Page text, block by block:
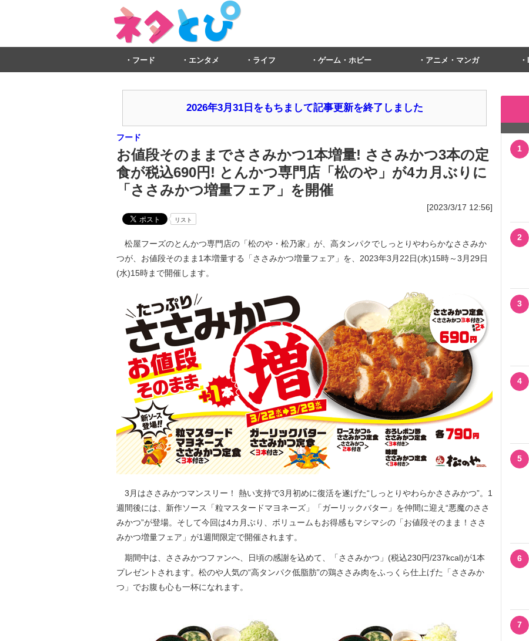
フード エンタメ ライフ ゲーム・ホビー アニメ・マンガ
2026年3月31日をもちまして記事更新を終了しました
フード
お値段そのままでささみかつ1本増量! ささみかつ3本の定
食が税込690円! とんかつ専門店「松のや」が4カ月ぶりに
「ささみかつ増量フェア」を開催
[2023/3/17 12:56]
リスト
松屋フーズのとんかつ専門店の「松のや・松乃家」が、高タンパクでしっとりやわらかなささみか
つが、お値段そのまま1本増量する「ささみかつ増量フェア」を、2023年3月22日(水)15時～3月29日
(水)15時まで開催します。
3月はささみかつマンスリー！ 熱い支持で3月初めに復活を遂げた“しっとりやわらかささみかつ”。1
週間後には、新作ソース「粒マスタードマヨネーズ」「ガーリックバター」を仲間に迎え“悪魔のささ
みかつ”が登場。そして今回は4カ月ぶり、ボリュームもお得感もマシマシの「お値段そのまま！ささ
みかつ増量フェア」が1週間限定で開催されます。
期間中は、ささみかつファンへ、日頃の感謝を込めて、「ささみかつ」(税込230円/237kcal)が1本
プレゼントされます。松のや人気の“高タンパク低脂肪”の鶏ささみ肉をふっくら仕上げた「ささみか
つ」でお腹も心も一杯になれます。
1
2
3
4
5
6
7